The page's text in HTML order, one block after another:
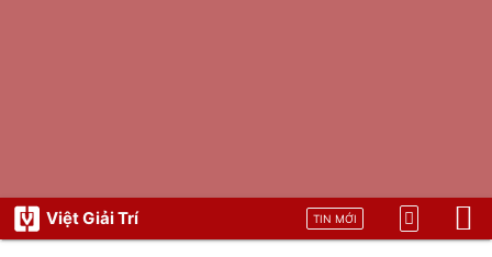
Việt Giải Trí TIN MỚI